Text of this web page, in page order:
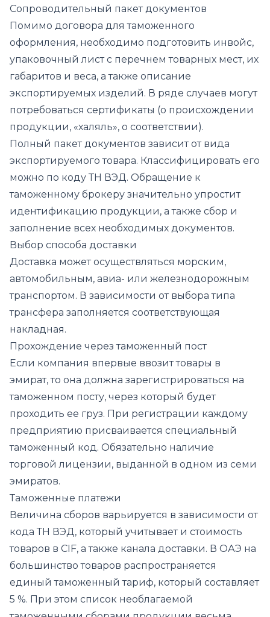
Сопроводительный пакет документов
Помимо договора для таможенного
оформления, необходимо подготовить инвойс,
упаковочный лист с перечнем товарных мест, их
габаритов и веса, а также описание
экспортируемых изделий. В ряде случаев могут
потребоваться сертификаты (о происхождении
продукции, «халяль», о соответствии).
Полный пакет документов зависит от вида
экспортируемого товара. Классифицировать его
можно по коду ТН ВЭД. Обращение к
таможенному брокеру значительно упростит
идентификацию продукции, а также сбор и
заполнение всех необходимых документов.
Выбор способа доставки
Доставка может осуществляться морским,
автомобильным, авиа- или железнодорожным
транспортом. В зависимости от выбора типа
трансфера заполняется соответствующая
накладная.
Прохождение через таможенный пост
Если компания впервые ввозит товары в
эмират, то она должна зарегистрироваться на
таможенном посту, через который будет
проходить ее груз. При регистрации каждому
предприятию присваивается специальный
таможенный код. Обязательно наличие
торговой лицензии, выданной в одном из семи
эмиратов.
Таможенные платежи
Величина сборов варьируется в зависимости от
кода ТН ВЭД, который учитывает и стоимость
товаров в CIF, а также канала доставки. В ОАЭ на
большинство товаров распространяется
единый таможенный тариф, который составляет
5 %. При этом список необлагаемой